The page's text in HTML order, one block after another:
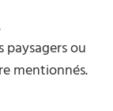
paysagers ou
mentionnés.